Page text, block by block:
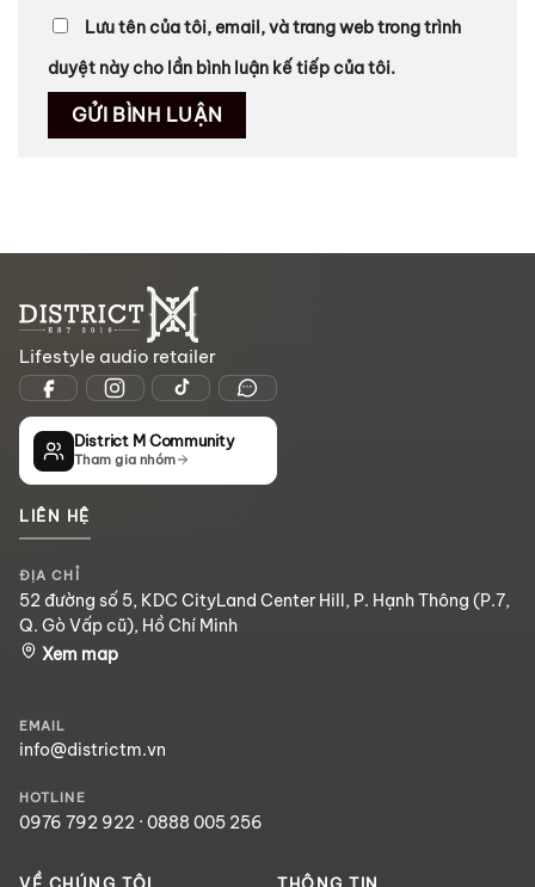
Lưu tên của tôi, email, và trang web trong trình
duyệt này cho lần bình luận kế tiếp của tôi.
Lifestyle audio retailer
District M Community
Tham gia nhóm
LIÊN HỆ
ĐỊA CHỈ
52 đường số 5, KDC CityLand Center Hill, P. Hạnh Thông (P.7,
Q. Gò Vấp cũ), Hồ Chí Minh
Xem map
EMAIL
info@districtm.vn
HOTLINE
0976 792 922 · 0888 005 256